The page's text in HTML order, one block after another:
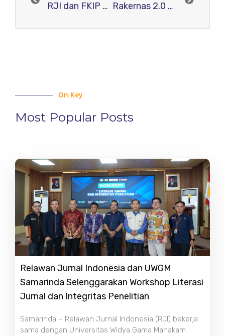
RJI dan FKIP Universitas Tadulako Jalin Kerjasama
Rakernas 2.0 Relawan Jurnal Indonesia
On Key
Most Popular Posts
Relawan Jurnal Indonesia dan UWGM
Samarinda Selenggarakan Workshop Literasi
Jurnal dan Integritas Penelitian
Samarinda – Relawan Jurnal Indonesia (RJI) bekerja
sama dengan Universitas Widya Gama Mahakam